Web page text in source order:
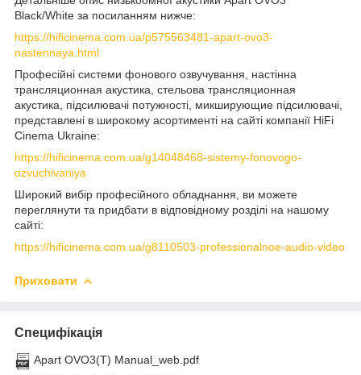
Black/White за посиланням нижче:
https://hificinema.com.ua/p575563481-apart-ovo3-
nastennaya.html
Професійні системи фонового озвучування, настінна
трансляционная акустика, стельова трансляционная
акустика, підсилювачі потужності, микширующие підсилювачі,
представлені в широкому асортименті на сайті компанії HiFi
Cinema Ukraine:
https://hificinema.com.ua/g14048468-sistemy-fonovogo-
ozvuchivaniya
Широкий вибір професійного обладнання, ви можете
переглянути та придбати в відповідному розділі на нашому
сайті:
https://hificinema.com.ua/g8110503-professionalnoe-audio-video
Приховати
Специфікація
Apart OVO3(T) Manual_web.pdf